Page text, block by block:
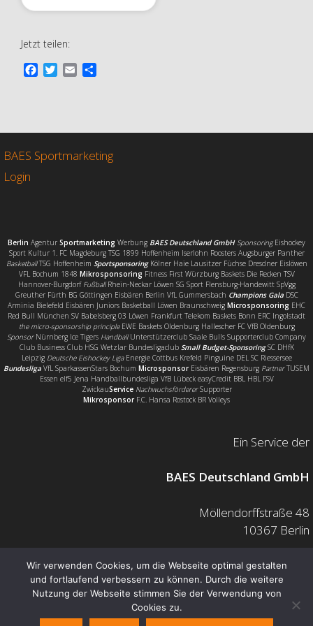
Jetzt teilen:
o
k
r
BAES Sportmarketing
Login
Berlin Agentur Sportmarketing Werbung BAES Deutschland GmbH SponsoringEishockey
Sport Kultur 1. FC Magdeburg TSG 1899 Hoffenheim Iserlohn Roosters Augsburger Panther
BasketballTSG Hoffenheim SportsponsoringKölner Haie Lausitzer Füchse Dresdner Eislöwen
VFL Bochum 1848 Mikrosponsoring Fitness First Würzburg Baskets Die Recken TSV
Hannover-Burgdorf FußballRhein-Neckar Löwen SG Sport Flensburg-Handewitt SpVgg
Greuther Fürth BG Göttingen Eisbären Berlin VfL Gummersbach Champions GalaDSC
Arminia Bielefeld Eisbären Juniors Basketball Löwen Braunschweig Microsponsoring EHC
Red Bull München SV Babelsberg 03 Löwen Frankfurt Telekom Baskets Bonn ERC Ingolstadt
the micro-sponsorship principleEWE Baskets Oldenburg Hallescher FC VfB Oldenburg
SponsorNürnberg Ice Tigers HandballUnterstützerclub Saale Bulls Supporterclub Company
Club Business Club HSG Wetzlar Bundesligaclub Small Budget-SponsoringSC DHfK
Leipzig Deutsche Eishockey LigaEnergie Cottbus Krefeld Pinguine DEL SC Riessersee
Bundesliga VfL SparkassenStars Bochum MicrosponsorEisbären Regensburg PartnerTUSEM
Essen elf5 Jena Handballbundesliga VfB Lübeck easyCredit BBL HBL FSV
ZwickauService NachwuchsfördererSupporter
MikrosponsorF.C. Hansa Rostock BR Volleys
Ein Service der
BAES Deutschland GmbH
Möllendorffstraße 48
10367 Berlin
Mail: info@baes.de
Telefon: 030 200 7378 0
Fax: 0800 880 1139 55
Wir verwenden Cookies, um die Webseite optimal gestalten
und fortlaufend verbessern zu können. Durch die weitere
Nutzung der Webseite stimmen Sie der Verwendung von
Cookies zu.